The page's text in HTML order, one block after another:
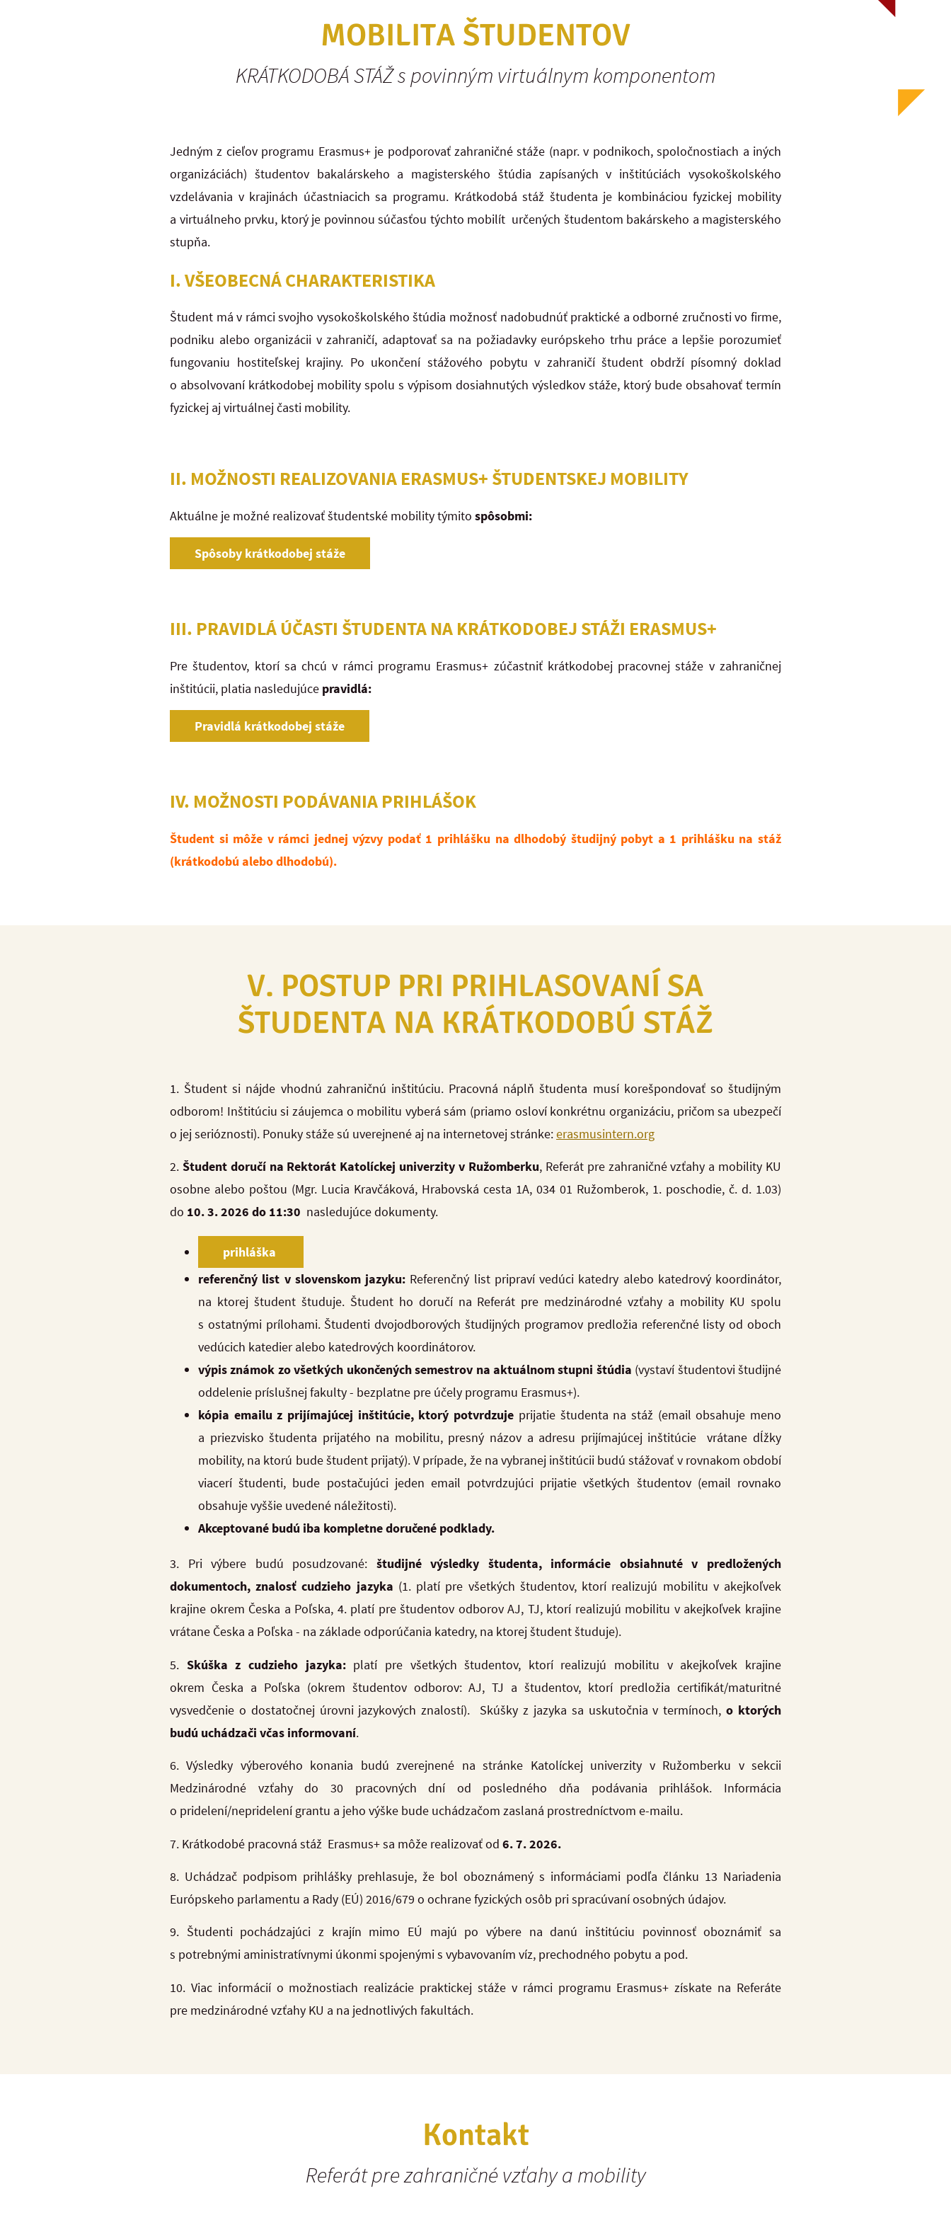
MOBILITA ŠTUDENTOV
KRÁTKODOBÁ STÁŽ s povinným virtuálnym komponentom
Jedným z cieľov programu Erasmus+ je podporovať zahraničné stáže (napr. v podnikoch, spoločnostiach a iných
organizáciách) študentov bakalárskeho a magisterského štúdia zapísaných v inštitúciách vysokoškolského
vzdelávania v krajinách účastniacich sa programu. Krátkodobá stáž študenta je kombináciou fyzickej mobility
a virtuálneho prvku, ktorý je povinnou súčasťou týchto mobilít určených študentom bakárskeho a magisterského
stupňa.
I. VŠEOBECNÁ CHARAKTERISTIKA
Študent má v rámci svojho vysokoškolského štúdia možnosť nadobudnúť praktické a odborné zručnosti vo firme,
podniku alebo organizácii v zahraničí, adaptovať sa na požiadavky európskeho trhu práce a lepšie porozumieť
fungovaniu hostiteľskej krajiny. Po ukončení stážového pobytu v zahraničí študent obdrží písomný doklad
o absolvovaní krátkodobej mobility spolu s výpisom dosiahnutých výsledkov stáže, ktorý bude obsahovať termín
fyzickej aj virtuálnej časti mobility.
II. MOŽNOSTI REALIZOVANIA ERASMUS+ ŠTUDENTSKEJ MOBILITY
Aktuálne je možné realizovať študentské mobility týmito spôsobmi:
Spôsoby krátkodobej stáže
III. PRAVIDLÁ ÚČASTI ŠTUDENTA NA KRÁTKODOBEJ STÁŽI ERASMUS+
Pre študentov, ktorí sa chcú v rámci programu Erasmus+ zúčastniť krátkodobej pracovnej stáže v zahraničnej
inštitúcii, platia nasledujúce pravidlá:
Pravidlá krátkodobej stáže
IV. MOŽNOSTI PODÁVANIA PRIHLÁŠOK
Študent si môže v rámci jednej výzvy podať 1 prihlášku na dlhodobý študijný pobyt a 1 prihlášku na stáž
(krátkodobú alebo dlhodobú).
V. POSTUP PRI PRIHLASOVANÍ SA
ŠTUDENTA NA KRÁTKODOBÚ STÁŽ
1. Študent si nájde vhodnú zahraničnú inštitúciu. Pracovná náplň študenta musí korešpondovať so študijným
odborom! Inštitúciu si záujemca o mobilitu vyberá sám (priamo osloví konkrétnu organizáciu, pričom sa ubezpečí
o jej serióznosti). Ponuky stáže sú uverejnené aj na internetovej stránke:erasmusintern.org
2. Študent doručí na Rektorát Katolíckej univerzity v Ružomberku, Referát pre zahraničné vzťahy a mobility KU
osobne alebo poštou (Mgr. Lucia Kravčáková, Hrabovská cesta 1A, 034 01 Ružomberok, 1. poschodie, č. d. 1.03)
do 10. 3. 2026 do 11:30 nasledujúce dokumenty.
prihláška
referenčný list v slovenskom jazyku: Referenčný list pripraví vedúci katedry alebo katedrový koordinátor,
na ktorej študent študuje. Študent ho doručí na Referát pre medzinárodné vzťahy a mobility KU spolu
s ostatnými prílohami. Študenti dvojodborových študijných programov predložia referenčné listy od oboch
vedúcich katedier alebo katedrových koordinátorov.
výpis známok zo všetkých ukončených semestrov na aktuálnom stupni štúdia (vystaví študentovi študijné
oddelenie príslušnej fakulty - bezplatne pre účely programu Erasmus+).
kópia emailu z prijímajúcej inštitúcie, ktorý potvrdzuje prijatie študenta na stáž (email obsahuje meno
a priezvisko študenta prijatého na mobilitu, presný názov a adresu prijímajúcej inštitúcie vrátane dĺžky
mobility, na ktorú bude študent prijatý). V prípade, že na vybranej inštitúcii budú stážovať v rovnakom období
viacerí študenti, bude postačujúci jeden email potvrdzujúci prijatie všetkých študentov (email rovnako
obsahuje vyššie uvedené náležitosti).
Akceptované budú iba kompletne doručené podklady.
3. Pri výbere budú posudzované: študijné výsledky študenta, informácie obsiahnuté v predložených
dokumentoch, znalosť cudzieho jazyka (1. platí pre všetkých študentov, ktorí realizujú mobilitu v akejkoľvek
krajine okrem Česka a Poľska, 4. platí pre študentov odborov AJ, TJ, ktorí realizujú mobilitu v akejkoľvek krajine
vrátane Česka a Poľska - na základe odporúčania katedry, na ktorej študent študuje).
5. Skúška z cudzieho jazyka: platí pre všetkých študentov, ktorí realizujú mobilitu v akejkoľvek krajine
okrem Česka a Poľska (okrem študentov odborov: AJ, TJ a študentov, ktorí predložia certifikát/maturitné
vysvedčenie o dostatočnej úrovni jazykových znalostí). Skúšky z jazyka sa uskutočnia v termínoch,o ktorých
budú uchádzači včas informovaní.
6. Výsledky výberového konania budú zverejnené na stránke Katolíckej univerzity v Ružomberku v sekcii
Medzinárodné vzťahy do 30 pracovných dní od posledného dňa podávania prihlášok. Informácia
o pridelení/nepridelení grantu a jeho výške bude uchádzačom zaslaná prostredníctvom e-mailu.
7. Krátkodobé pracovná stáž Erasmus+ sa môže realizovať od 6. 7. 2026.
8. Uchádzač podpisom prihlášky prehlasuje, že bol oboznámený s informáciami podľa článku 13 Nariadenia
Európskeho parlamentu a Rady (EÚ) 2016/679 o ochrane fyzických osôb pri spracúvaní osobných údajov.
9. Študenti pochádzajúci z krajín mimo EÚ majú po výbere na danú inštitúciu povinnosť oboznámiť sa
s potrebnými aministratívnymi úkonmi spojenými s vybavovaním víz, prechodného pobytu a pod.
10. Viac informácií o možnostiach realizácie praktickej stáže v rámci programu Erasmus+ získate na Referáte
pre medzinárodné vzťahy KU a na jednotlivých fakultách.
Kontakt
Referát pre zahraničné vzťahy a mobility